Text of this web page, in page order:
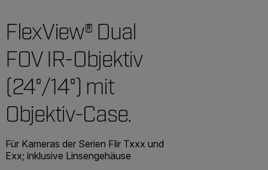
FlexView® Dual
FOV IR-Objektiv
(24°/14°) mit
Objektiv-Case.
Für Kameras der Serien Flir Txxx und
Exx; inklusive Linsengehäuse